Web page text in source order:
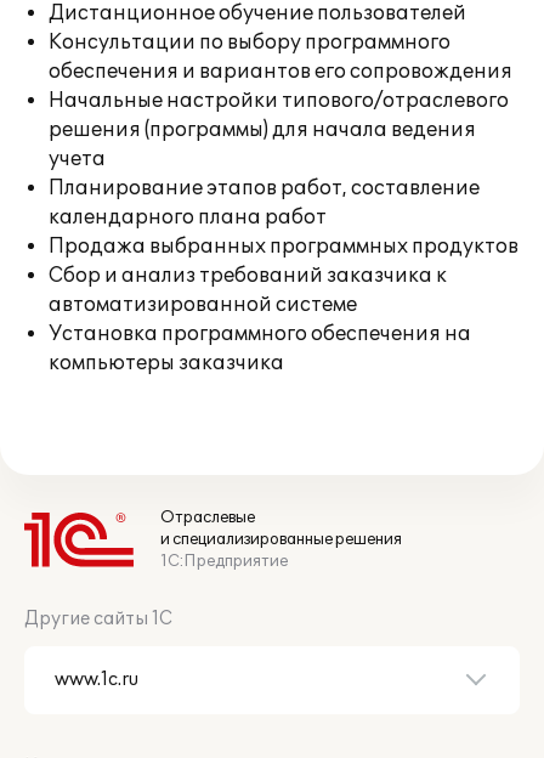
Дистанционное обучение пользователей
Консультации по выбору программного
обеспечения и вариантов его сопровождения
Начальные настройки типового/отраслевого
решения (программы) для начала ведения
учета
Планирование этапов работ, составление
календарного плана работ
Продажа выбранных программных продуктов
Сбор и анализ требований заказчика к
автоматизированной системе
Установка программного обеспечения на
компьютеры заказчика
Отраслевые
и специализированные решения
1С:Предприятие
Другие сайты 1С